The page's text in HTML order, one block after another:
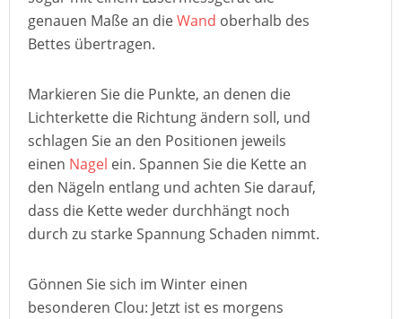
genauen Maße an dieWand oberhalb des
Bettes übertragen.
Markieren Sie die Punkte, an denen die
Lichterkette die Richtung ändern soll, und
schlagen Sie an den Positionen jeweils
einen Nagel ein. Spannen Sie die Kette an
den Nägeln entlang und achten Sie darauf,
dass die Kette weder durchhängt noch
durch zu starke Spannung Schaden nimmt.
Gönnen Sie sich im Winter einen
besonderen Clou: Jetzt ist es morgens